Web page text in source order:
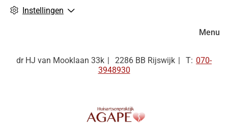
Instellingen
dr HJ van Mooklaan 33k 2286 BB Rijswijk Tel:
070-
3948930
Menu